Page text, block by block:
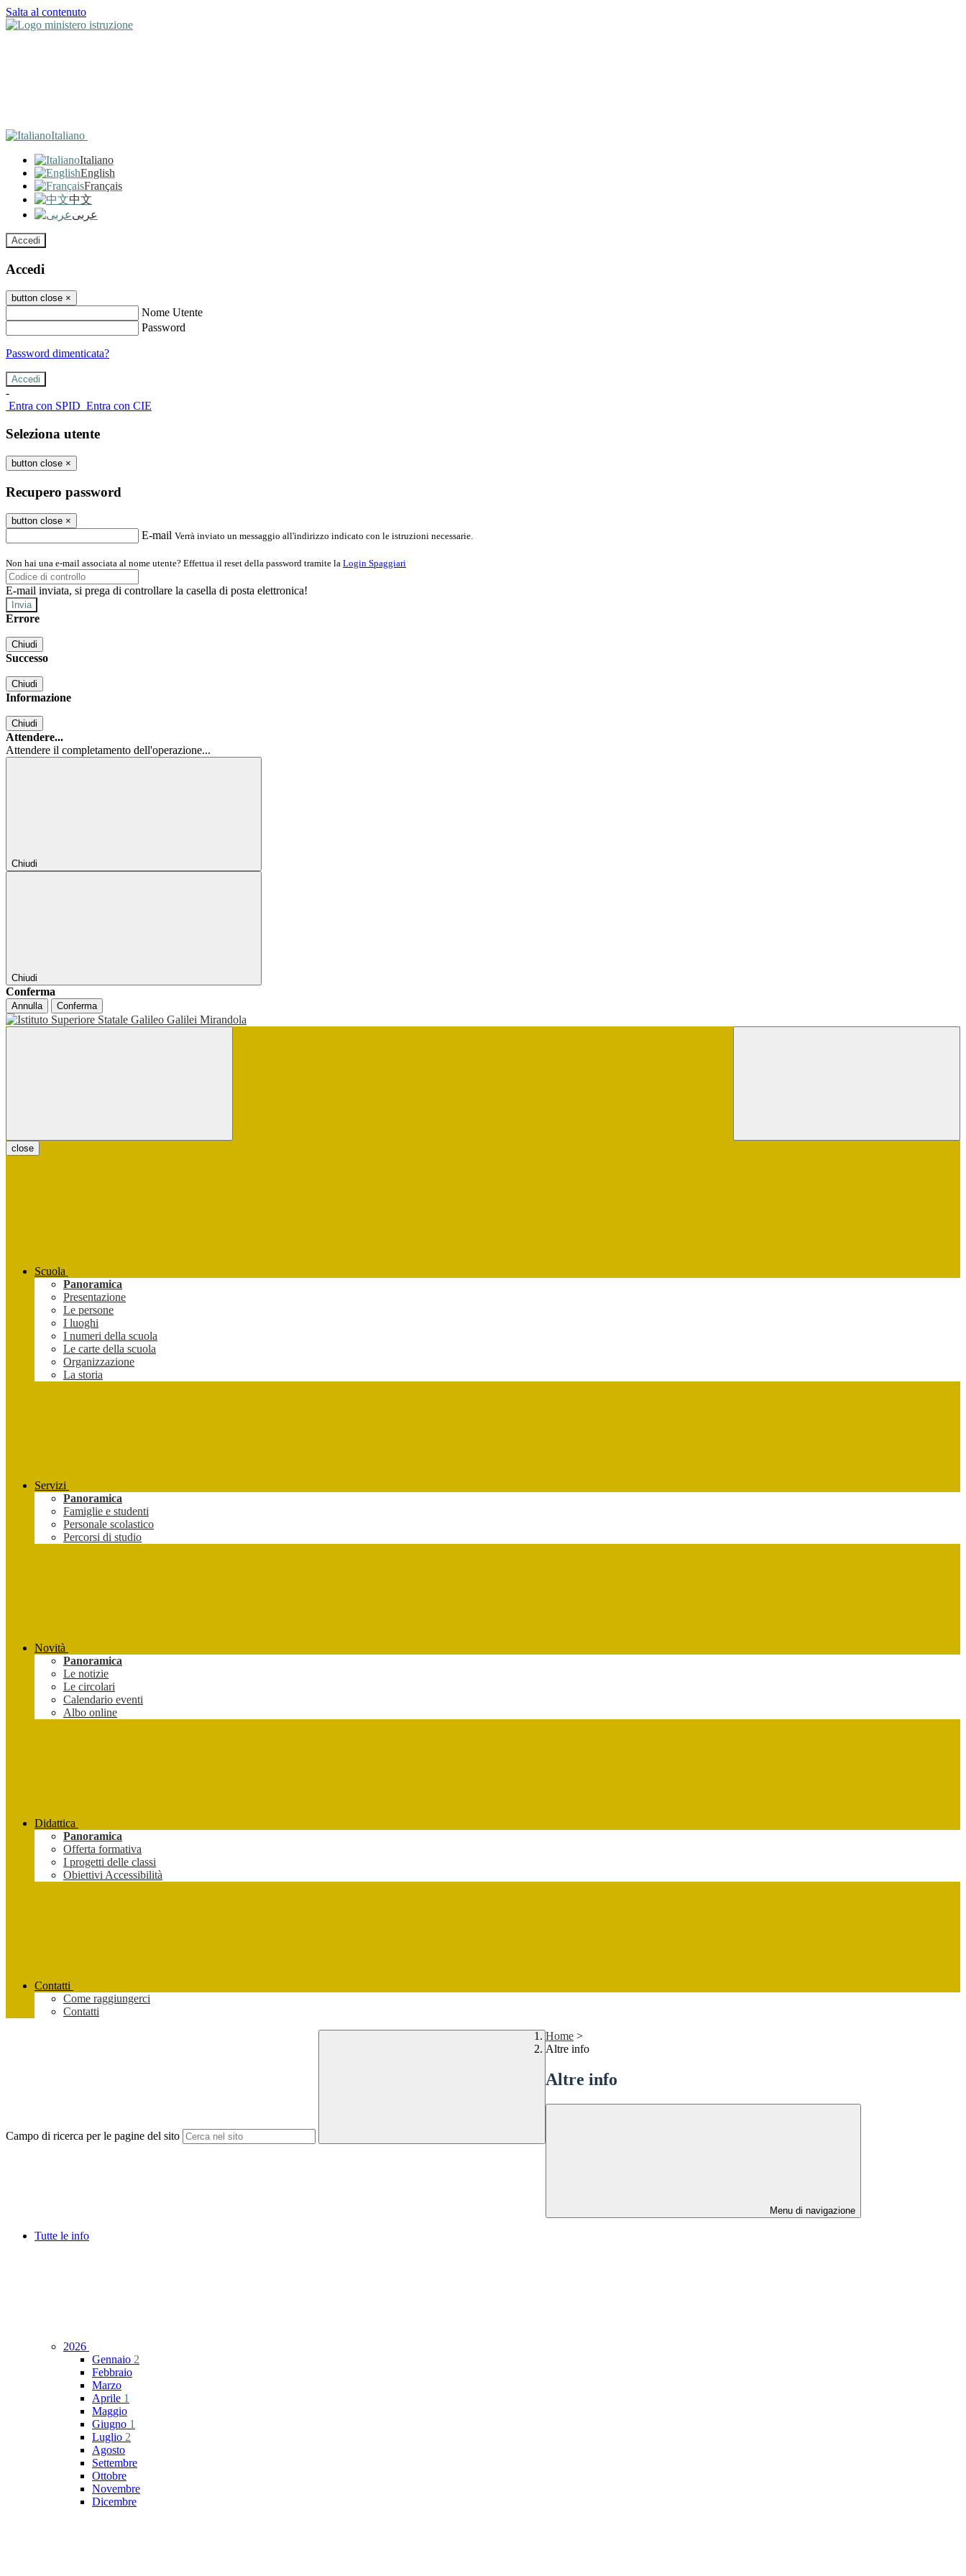
Salta al contenuto
Italiano
Italiano
English
Français
中文
عربى
Accedi
Accedi
button close ×
Nome Utente
Password
Password dimenticata?
-
Entra con SPID Entra con CIE
Seleziona utente
button close ×
Recupero password
button close ×
E-mail Verrà inviato un messaggio all'indirizzo indicato con le istruzioni necessarie.
Non hai una e-mail associata al nome utente? Effettua il reset della password tramite la Login Spaggiari
E-mail inviata, si prega di controllare la casella di posta elettronica!
Errore
Chiudi
Successo
Chiudi
Informazione
Chiudi
Attendere...
Attendere il completamento dell'operazione...
Chiudi
Chiudi
Conferma
Annulla Conferma
close
Scuola
Panoramica
Presentazione
Le persone
I luoghi
I numeri della scuola
Le carte della scuola
Organizzazione
La storia
Servizi
Panoramica
Famiglie e studenti
Personale scolastico
Percorsi di studio
Novità
Panoramica
Le notizie
Le circolari
Calendario eventi
Albo online
Didattica
Panoramica
Offerta formativa
I progetti delle classi
Obiettivi Accessibilità
Contatti
Come raggiungerci
Contatti
Campo di ricerca per le pagine del sito
Home >
Altre info
Altre info
Menu di navigazione
Tutte le info
2026
Gennaio 2
Febbraio
Marzo
Aprile 1
Maggio
Giugno 1
Luglio 2
Agosto
Settembre
Ottobre
Novembre
Dicembre